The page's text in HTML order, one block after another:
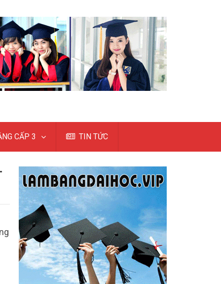
CẤP 3 TIN TỨC